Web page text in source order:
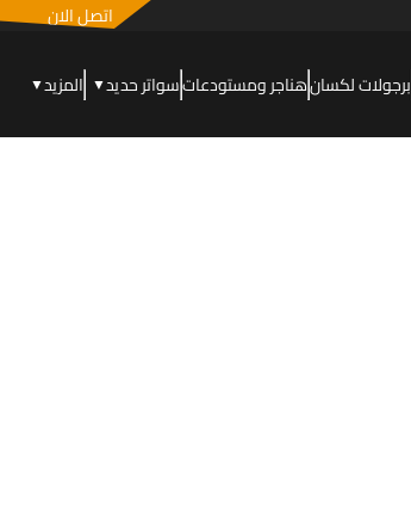
اتصل الان
برجولات لكسانهناجر ومستودعاتسواتر حديد▼ المزيد▼